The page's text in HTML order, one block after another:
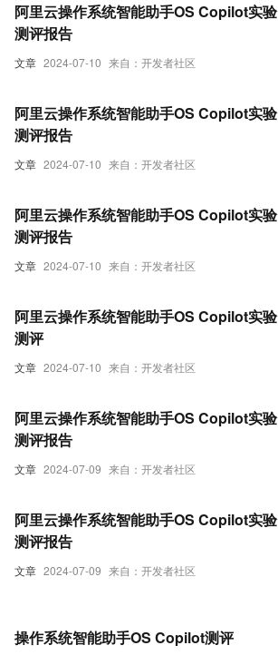
文章 2024-07-10 来自：开发者社区
阿里云操作系统智能助手OS Copilot实验
测评报告
文章 2024-07-10 来自：开发者社区
阿里云操作系统智能助手OS Copilot实验
测评报告
文章 2024-07-10 来自：开发者社区
阿里云操作系统智能助手OS Copilot实验
测评报告
文章 2024-07-10 来自：开发者社区
阿里云操作系统智能助手OS Copilot实验
测评
文章 2024-07-09 来自：开发者社区
阿里云操作系统智能助手OS Copilot实验
测评报告
文章 2024-07-09 来自：开发者社区
阿里云操作系统智能助手OS Copilot实验
测评报告
操作系统智能助手OS Copilot测评